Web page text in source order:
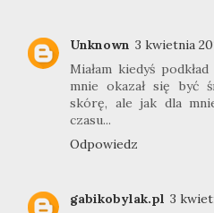
Unknown 3 kwietnia
Miałam kiedyś
mnie okazał się być
skórę, ale jak dla
czasu...
Odpowiedz
gabikobylak.pl 3